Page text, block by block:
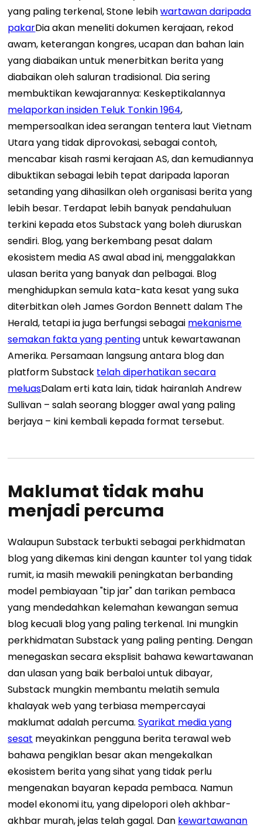
yang paling terkenal, Stone lebihwartawan daripada
pakarDia akan meneliti dokumen kerajaan, rekod
awam, keterangan kongres, ucapan dan bahan lain
yang diabaikan untuk menerbitkan berita yang
diabaikan oleh saluran tradisional. Dia sering
membuktikan kewajarannya: Keskeptikalannya
melaporkan insiden Teluk Tonkin 1964,
mempersoalkan idea serangan tentera laut Vietnam
Utara yang tidak diprovokasi, sebagai contoh,
mencabar kisah rasmi kerajaan AS, dan kemudiannya
dibuktikan sebagai lebih tepat daripada laporan
setanding yang dihasilkan oleh organisasi berita yang
lebih besar. Terdapat lebih banyak pendahuluan
terkini kepada etos Substack yang boleh diuruskan
sendiri. Blog, yang berkembang pesat dalam
ekosistem media AS awal abad ini, menggalakkan
ulasan berita yang banyak dan pelbagai. Blog
menghidupkan semula kata-kata kesat yang suka
diterbitkan oleh James Gordon Bennett dalam The
Herald, tetapi ia juga berfungsi sebagai mekanisme
semakan fakta yang pentinguntuk kewartawanan
Amerika. Persamaan langsung antara blog dan
platform Substack telah diperhatikan secara
meluasDalam erti kata lain, tidak hairanlah Andrew
Sullivan – salah seorang blogger awal yang paling
berjaya – kini kembali kepada format tersebut.
Maklumat tidak mahu
menjadi percuma
Walaupun Substack terbukti sebagai perkhidmatan
blog yang dikemas kini dengan kaunter tol yang tidak
rumit, ia masih mewakili peningkatan berbanding
model pembiayaan "tip jar" dan tarikan pembaca
yang mendedahkan kelemahan kewangan semua
blog kecuali blog yang paling terkenal. Ini mungkin
perkhidmatan Substack yang paling penting. Dengan
menegaskan secara eksplisit bahawa kewartawanan
dan ulasan yang baik berbaloi untuk dibayar,
Substack mungkin membantu melatih semula
khalayak web yang terbiasa mempercayai
maklumat adalah percuma.Syarikat media yang
sesat meyakinkan pengguna berita terawal web
bahawa pengiklan besar akan mengekalkan
ekosistem berita yang sihat yang tidak perlu
mengenakan bayaran kepada pembaca. Namun
model ekonomi itu, yang dipelopori oleh akhbar-
akhbar murah, jelas telah gagal. Dan kewartawanan